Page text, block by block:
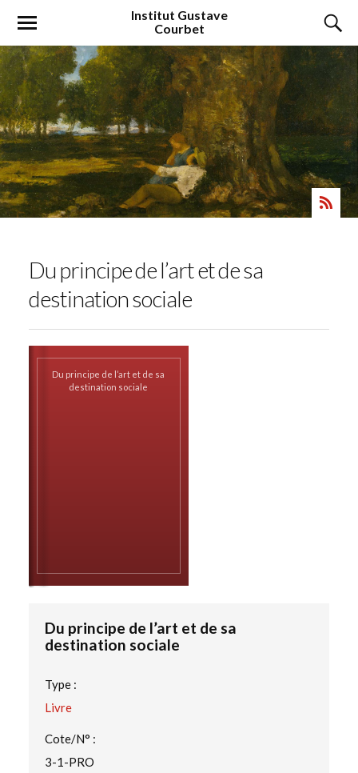
Institut Gustave
Courbet
Du principe de l’art et de sa
destination sociale
Du principe de l’art et de sa
destination sociale
Du principe de l’art et de sa
destination sociale
Type :
Livre
Cote/N° :
3-1-PRO